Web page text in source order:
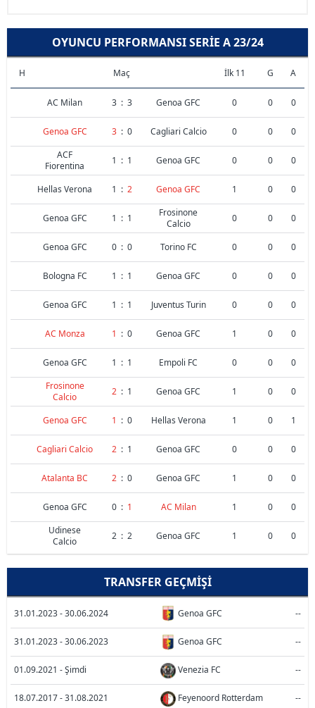
OYUNCU PERFORMANSI SERIE A 23/24
H Maç İlk 11 G A
AC Milan 3 : 3 Genoa GFC 0 0 0
Genoa GFC 3 : 0 Cagliari Calcio 0 0
0
ACF
Fiorentina
1 : 1 Genoa GFC 0 0 0
Hellas Verona 1 : 2 Genoa GFC 1 0 0
Genoa GFC 1 : 1
Frosinone
Calcio
0 0 0
Genoa GFC 0 : 0 Torino FC 0 0 0
Bologna FC 1 : 1 Genoa GFC 0 0 0
Genoa GFC 1 : 1 Juventus Turin 0 0 0
AC Monza 1 : 0 Genoa GFC 1 0 0
Genoa GFC 1 : 1 Empoli FC 0 0
0
Frosinone
Calcio
2 : 1 Genoa GFC 1 0 0
Genoa GFC 1 : 0 Hellas Verona 1 0 1
Cagliari Calcio 2 : 1 Genoa GFC 0 0 0
Atalanta BC 2 : 0 Genoa GFC 1 0 0
Genoa GFC 0 : 1 AC Milan 1 0
0
Udinese
Calcio
2 : 2 Genoa GFC 1 0 0
TRANSFER GEÇMIŞI
31.01.2023 - 30.06.2024 Genoa GFC --
31.01.2023 - 30.06.2023 Genoa GFC --
01.09.2021 - Şimdi Venezia FC --
18.07.2017 - 31.08.2021 Feyenoord Rotterdam --